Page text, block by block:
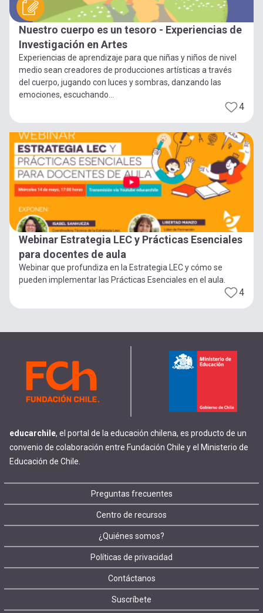
Nuestro cuerpo es un tesoro - Experiencias de
Investigación en Artes
Experiencias de aprendizaje para que niñas y niños de nivel
medio sean creadores de producciones artísticas a través
del cuerpo, jugando con luces y sombras, danzando las
emociones, escuchando...
4
Webinar Estrategia LEC y Prácticas Esenciales
para docentes de aula
Webinar que profundiza en la Estrategia LEC y cómo se
pueden implementar las Prácticas Esenciales en el aula.
4
educarchile, el portal de la educación chilena, es producto de un
convenio de colaboración entre Fundación Chile y el Ministerio de
Educación de Chile.
Footer
menu
Preguntas frecuentes
Centro de recursos
¿Quiénes somos?
Políticas de privacidad
Contáctanos
Suscríbete